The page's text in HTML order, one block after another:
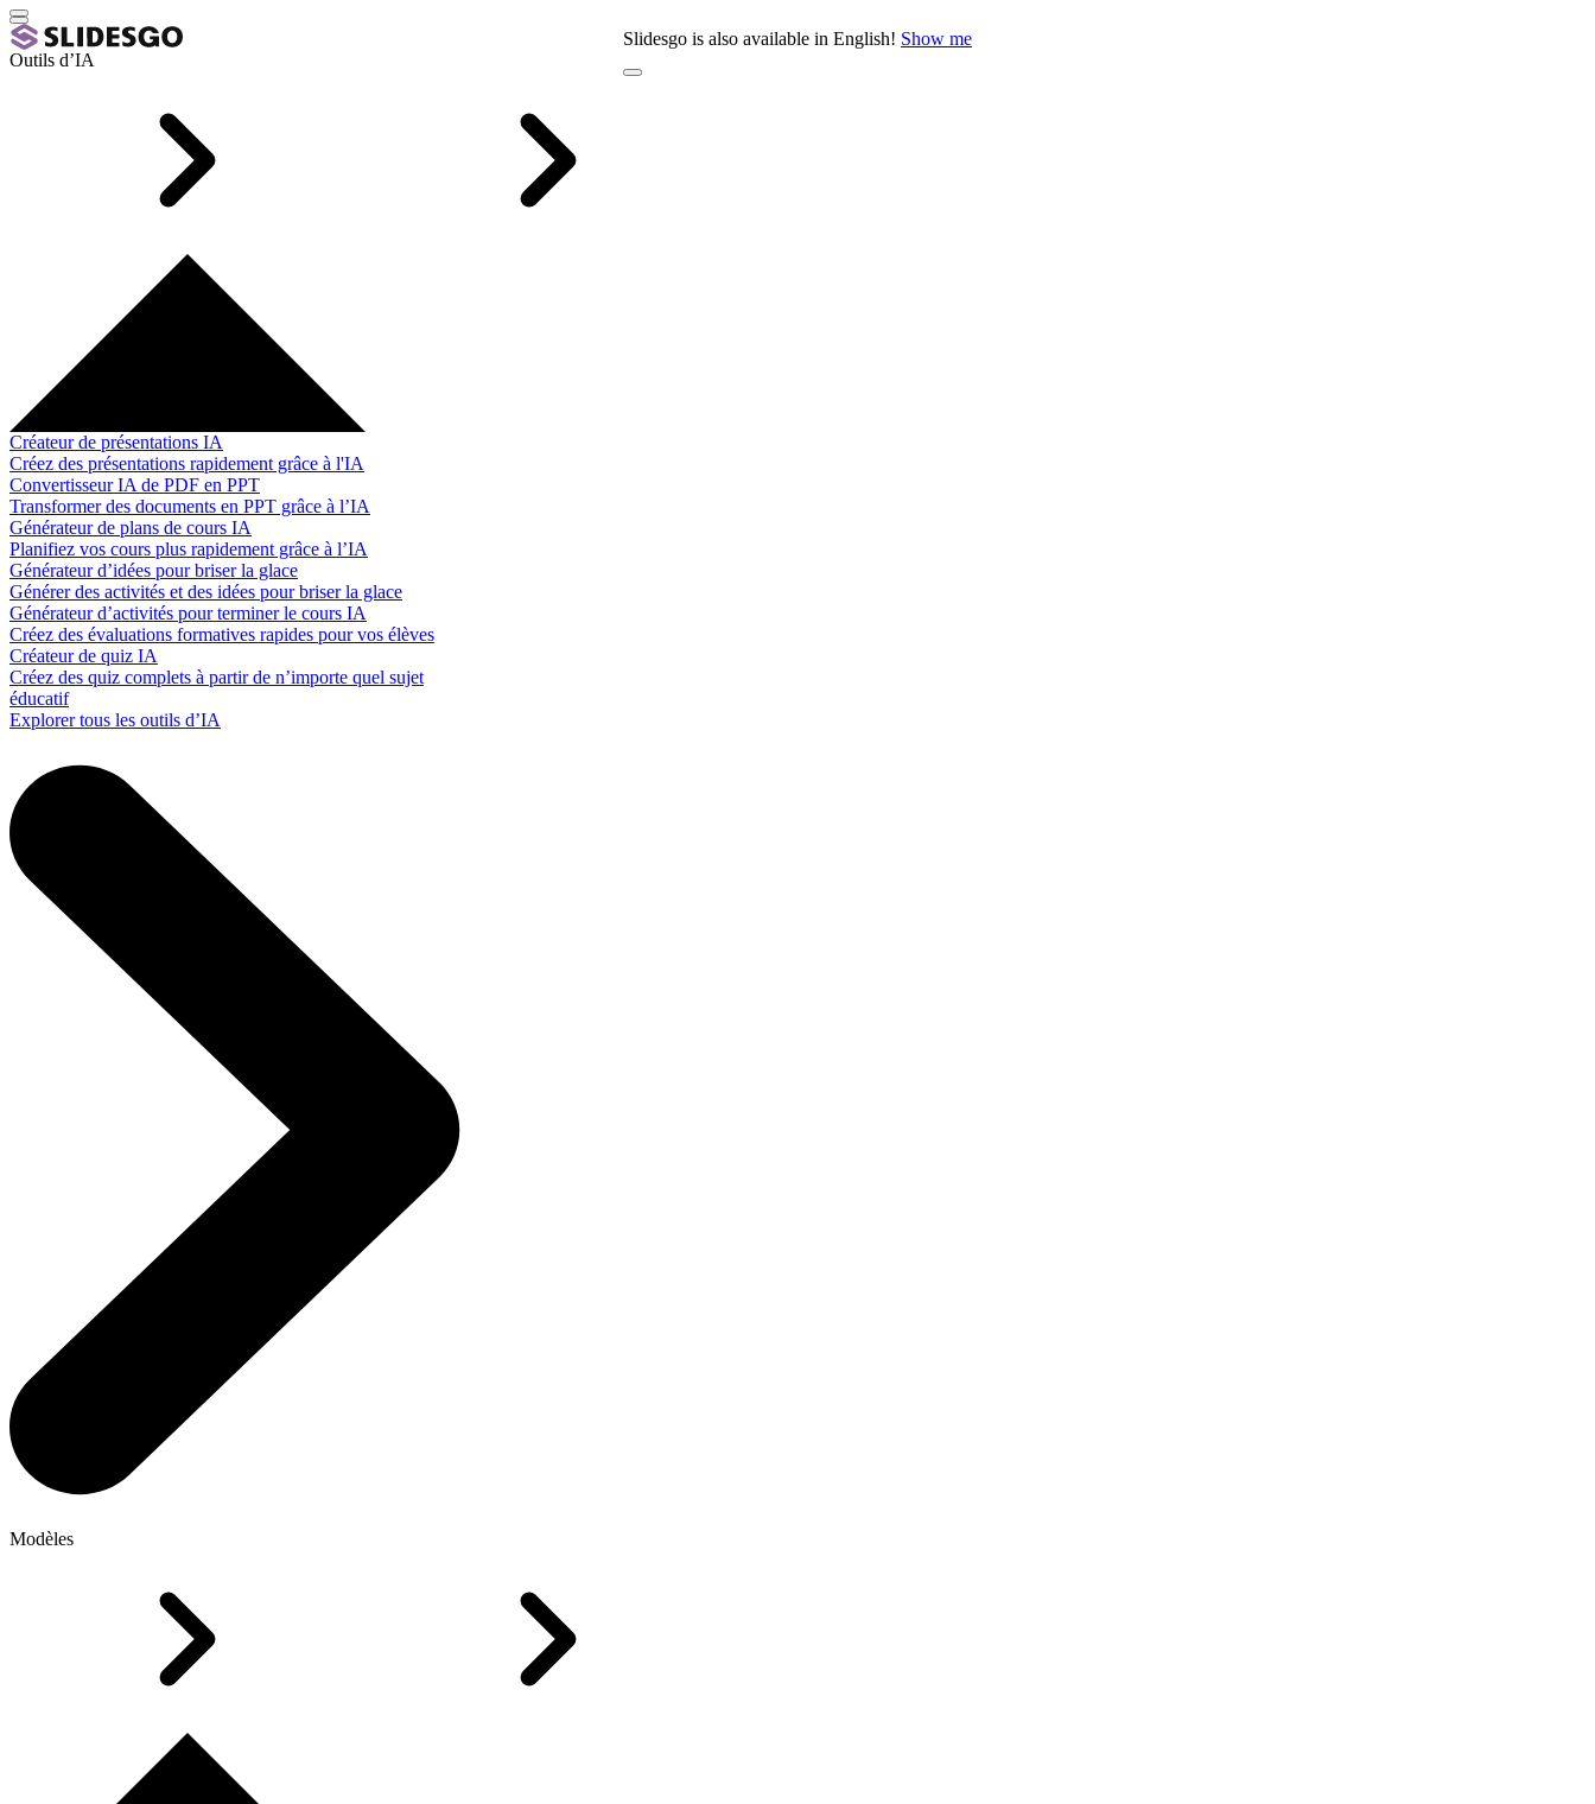
Slidesgo is also available in English! Show me
Outils d’IA
Créateur de présentations IA
Créez des présentations rapidement grâce à l'IA
Convertisseur IA de PDF en PPT
Transformer des documents en PPT grâce à l’IA
Générateur de plans de cours IA
Planifiez vos cours plus rapidement grâce à l’IA
Générateur d’idées pour briser la glace
Générer des activités et des idées pour briser la glace
Générateur d’activités pour terminer le cours IA
Créez des évaluations formatives rapides pour vos élèves
Créateur de quiz IA
Créez des quiz complets à partir de n’importe quel sujet
éducatif
Explorer tous les outils d’IA
Modèles